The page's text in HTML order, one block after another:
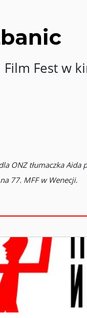
Fest w
ONZ tłumaczka Aida
77. MFF w Wenecji.